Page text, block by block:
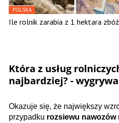
POLSKA
Ile rolnik zarabia z 1 hektara
Która z usług
najbardziej? -
Okazuje się, że największy
przypadku rozsiewu nawozów